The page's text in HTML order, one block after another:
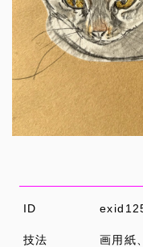
ID
技法 画用紙